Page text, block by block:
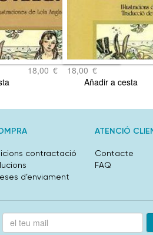
18,00 €
18,00 €
Añadir a cesta
contractació
d’enviament
ATENCIÓ
Contacte
FAQ